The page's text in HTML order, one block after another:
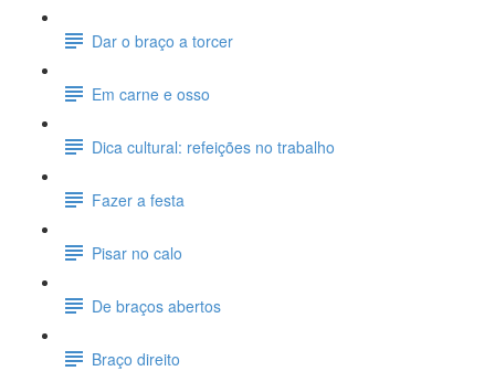
Dar o braço a torcer
Em carne e osso
Dica cultural: refeições no trabalho
Fazer a festa
Pisar no calo
De braços abertos
Braço direito